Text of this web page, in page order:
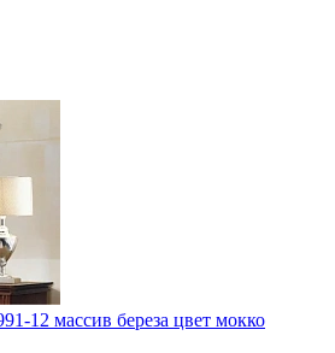
12 массив береза цвет мокко